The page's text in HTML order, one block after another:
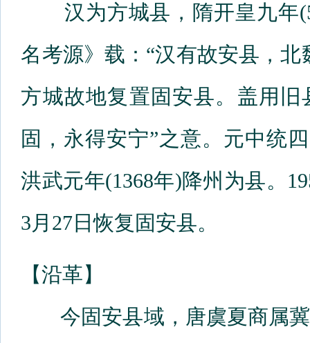
汉为方城县，隋开皇九年
名考源》载：“汉有故安县，
方城故地复置固安县。盖用
固，永得安宁”之意。元中统
洪武元年(1368年)降州为县。
3月27日恢复固安县。
【沿革】
今固安县域，唐虞夏商属冀